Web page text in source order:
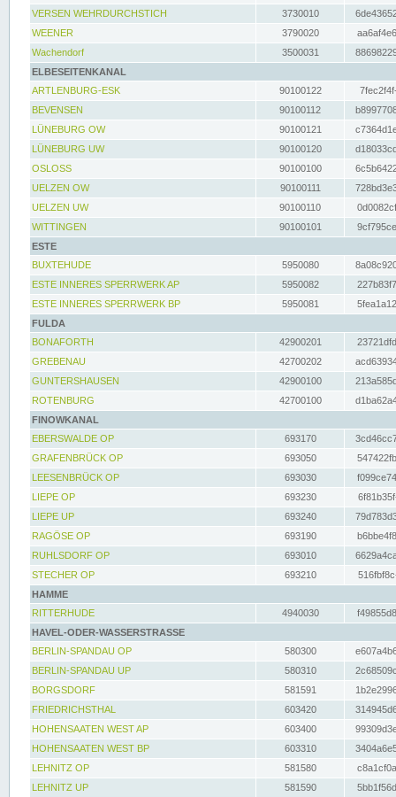
VERSEN WEHRDURCHSTICH
3730010
WEENER
3790020
Wachendorf
3500031
ELBESEITENKANAL
ARTLENBURG-ESK
90100122
BEVENSEN
90100112
LÜNEBURG OW
90100121
LÜNEBURG UW
90100120
OSLOSS
90100100
UELZEN OW
90100111
UELZEN UW
90100110
WITTINGEN
90100101
ESTE
BUXTEHUDE
5950080
ESTE INNERES SPERRWERK AP
5950082
ESTE INNERES SPERRWERK BP
5950081
FULDA
BONAFORTH
42900201
GREBENAU
42700202
GUNTERSHAUSEN
42900100
ROTENBURG
42700100
FINOWKANAL
EBERSWALDE OP
693170
GRAFENBRÜCK OP
693050
LEESENBRÜCK OP
693030
LIEPE OP
693230
LIEPE UP
693240
RAGÖSE OP
693190
RUHLSDORF OP
693010
STECHER OP
693210
HAMME
RITTERHUDE
4940030
HAVEL-ODER-WASSERSTRASSE
BERLIN-SPANDAU OP
580300
BERLIN-SPANDAU UP
580310
BORGSDORF
581591
FRIEDRICHSTHAL
603420
HOHENSAATEN WEST AP
603400
HOHENSAATEN WEST BP
603310
LEHNITZ OP
581580
LEHNITZ UP
581590